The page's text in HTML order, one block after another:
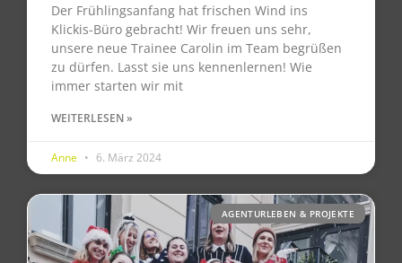
Der Frühlingsanfang hat frischen Wind ins
Klickis-Büro gebracht! Wir freuen uns sehr,
unsere neue Trainee Carolin im Team begrüßen
zu dürfen. Lasst sie uns kennenlernen! Wie
immer starten wir mit
WEITERLESEN »
Anne 6. März 2024
AGENTURLEBEN & PROJEKTE